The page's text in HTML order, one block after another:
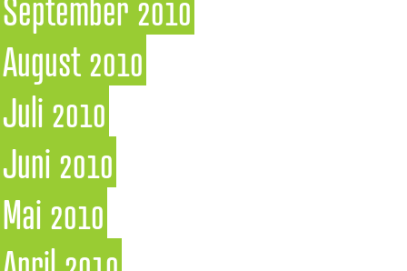
August 2010
Juli 2010
Juni 2010
Mai 2010